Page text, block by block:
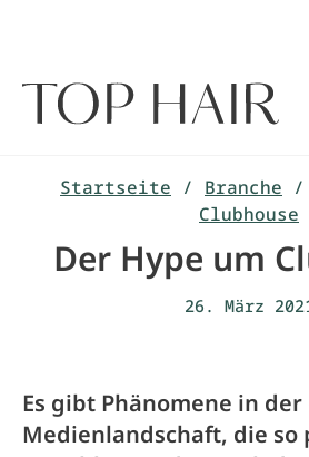
Startseite / Branche /
Clubhouse
Der Hype um
26. März
Es gibt Phänomene in
Medienlandschaft, die so